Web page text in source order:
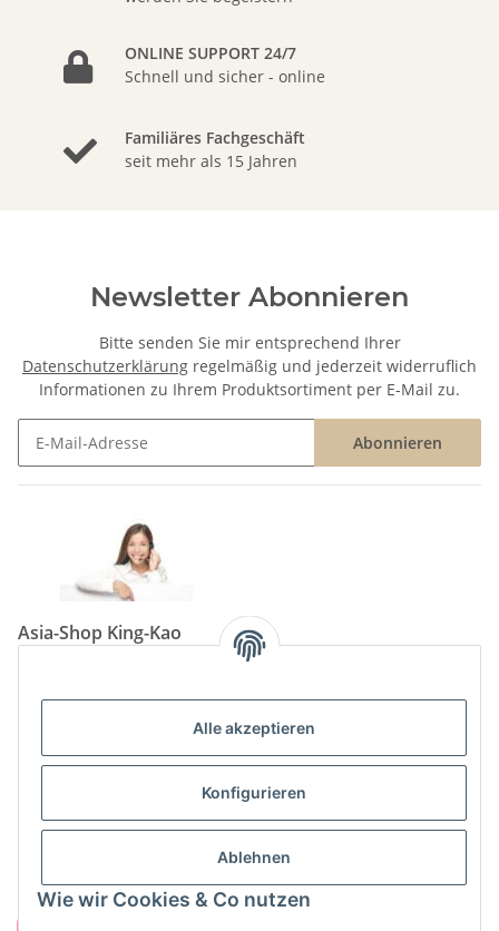
Alle akzeptieren
Konfigurieren
Ablehnen
Wie wir Cookies & Co nutzen
ONLINE SUPPORT 24/7
Schnell und sicher - online
Familiäres Fachgeschäft
seit mehr als 15 Jahren
Newsletter Abonnieren
Bitte senden Sie mir entsprechend Ihrer
Datenschutzerklärung regelmäßig und jederzeit widerruflich
Informationen zu Ihrem Produktsortiment per E-Mail zu.
Abonnieren
Asia-Shop King-Kao
Tel: (06825) 499-104
info@king-kao.de
Öffnungszeiten (Mo-Sa.) 9:00 - 19:00
Gesetzliche Informationen